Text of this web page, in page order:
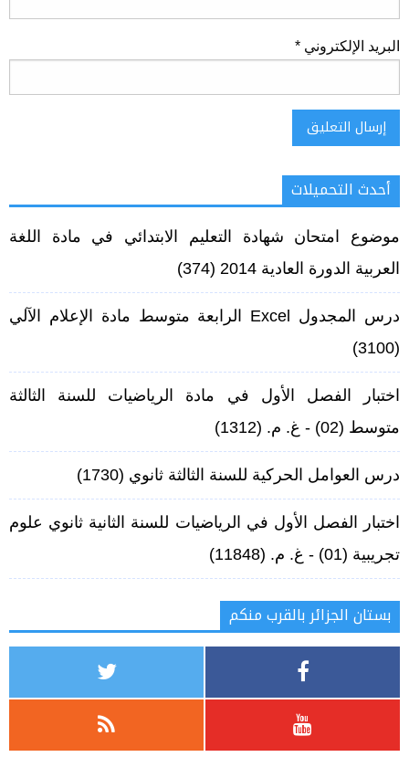
البريد الإلكتروني *
Alternative:
أحدث التحميلات
موضوع امتحان شهادة التعليم الابتدائي في مادة اللغة
العربية الدورة العادية 2014
(374)
درس المجدول Excel الرابعة متوسط مادة الإعلام الآلي
(3100)
اختبار الفصل الأول في مادة الرياضيات للسنة الثالثة
متوسط (02) - غ. م.
(1312)
درس العوامل الحركية للسنة الثالثة ثانوي (1730)
اختبار الفصل الأول في الرياضيات للسنة الثانية ثانوي علوم
تجريبية (01) - غ. م.
(11848)
بستان الجزائر بالقرب منكم